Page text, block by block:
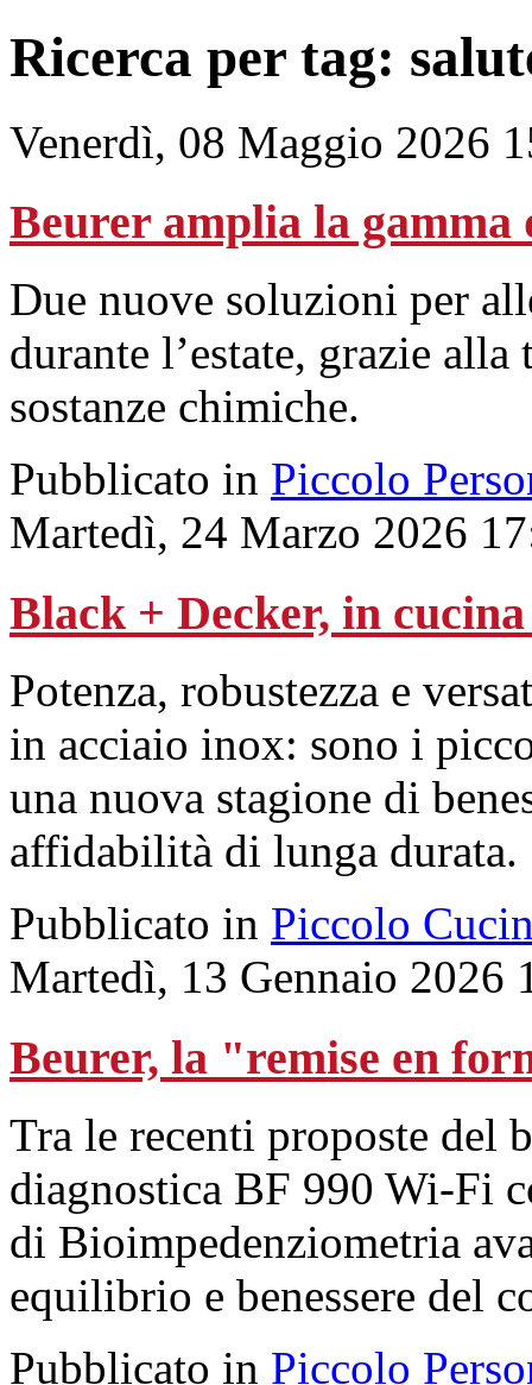
Ricerca per tag:
Venerdì, 08 Maggio 2026
Beurer amplia la
Due nuove soluzioni per
durante l’estate, grazie
sostanze chimiche.
Pubblicato in Piccolo
Martedì, 24 Marzo 2026
Black + Decker, in
Potenza, robustezza e
in acciaio inox: sono i
una nuova stagione di
affidabilità di lunga durata.
Pubblicato in Piccolo
Martedì, 13 Gennaio 2026
Beurer, la "remise en
Tra le recenti proposte del
diagnostica BF 990 Wi-Fi
di Bioimpedenziometria
equilibrio e benessere del
Pubblicato in Piccolo